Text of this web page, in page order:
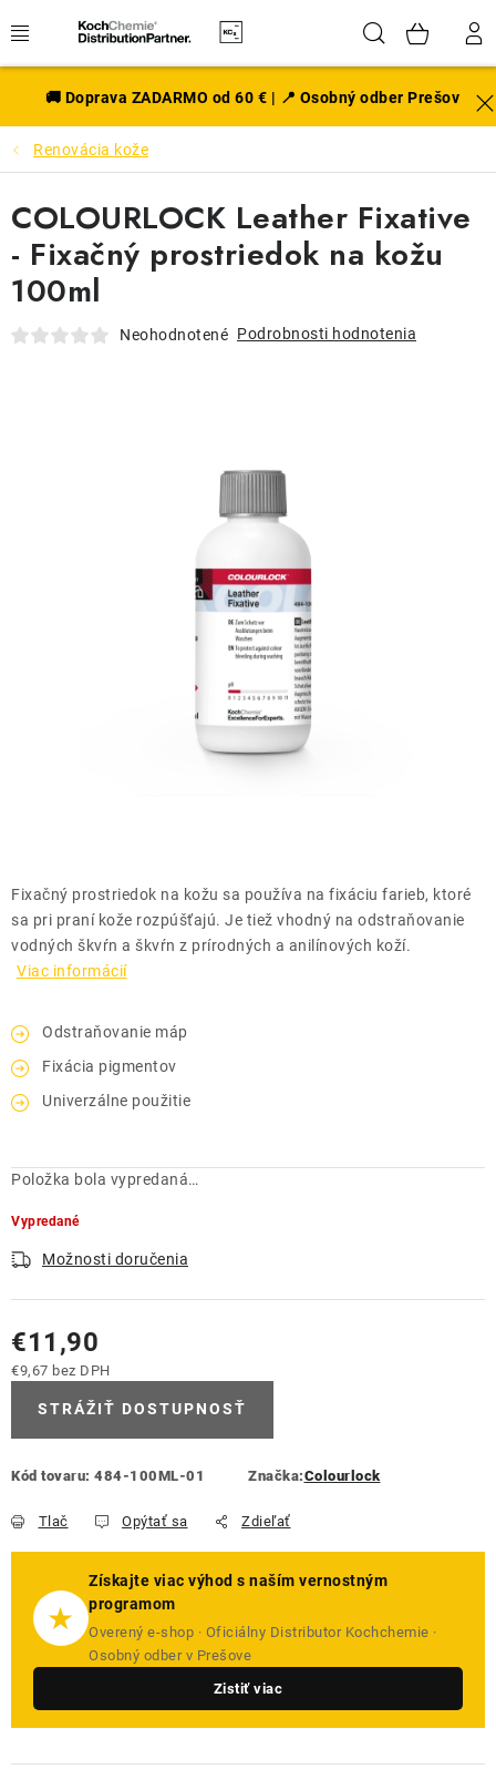
na
Hľadať
EXTERIÉR
DISKY A PNEU
INTERIÉR
PRÍSLUŠENSTVO
VÔNE DO AUTA
ČISTENIE A ÚDRŽBA LODÍ
🚚 Doprava ZADARMO od 60 € | 📍 Osobný odber Prešov
Renovácia kože
Fixačný prostriedok na kožu sa používa na fixáciu farieb, ktoré
sa pri praní kože rozpúšťajú. Je tiež vhodný na odstraňovanie
vodných škvŕn a škvŕn z prírodných a anilínových koží.
Viac informácií
Odstraňovanie máp
Fixácia pigmentov
Univerzálne použitie
Položka bola vypredaná…
Vypredané
Možnosti doručenia
€11,90
€9,67 bez DPH
STRÁŽIŤ DOSTUPNOSŤ
Kód tovaru: 484-100ML-01 Značka:Colourlock
Tlač Opýtať sa Zdieľať
★
Získajte viac výhod s naším vernostným
programom
Overený e-shop · Oficiálny Distributor Kochchemie ·
Osobný odber v Prešove
Zistiť viac
COLOURLOCK Leather Fixative
- Fixačný prostriedok na kožu
100ml
Neohodnotené Podrobnosti hodnotenia